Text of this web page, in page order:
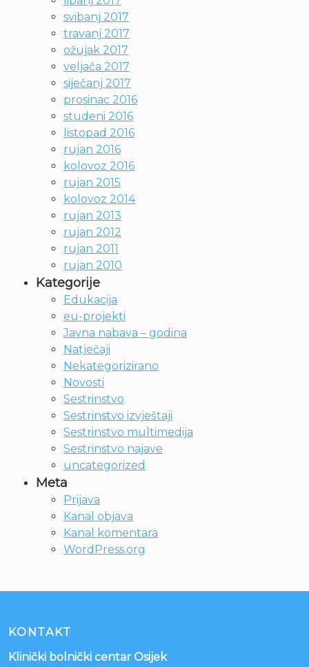
svibanj 2017
travanj 2017
ožujak 2017
veljača 2017
siječanj 2017
prosinac 2016
studeni 2016
listopad 2016
rujan 2016
kolovoz 2016
rujan 2015
kolovoz 2014
rujan 2013
rujan 2012
rujan 2011
rujan 2010
Kategorije
Edukacija
eu-projekti
Javna nabava – godina
Natječaji
Nekategorizirano
Novosti
Sestrinstvo
Sestrinstvo izvještaji
Sestrinstvo multimedija
Sestrinstvo najave
uncategorized
Meta
Prijava
Kanal objava
Kanal komentara
WordPress.org
KONTAKT
Klinički bolnički centar Osijek